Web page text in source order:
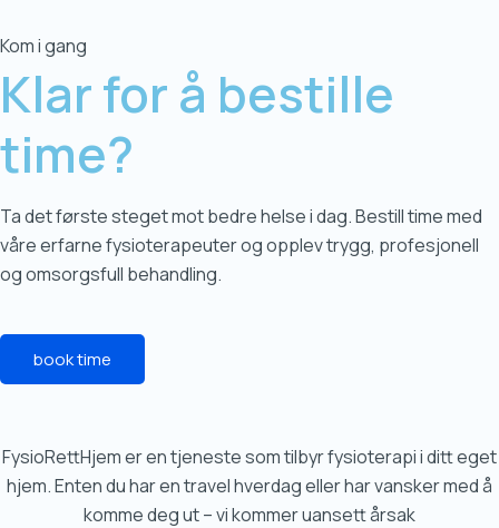
Kom i gang
Klar for å bestille
time?
Ta det første steget mot bedre helse i dag. Bestill time med
våre erfarne fysioterapeuter og opplev trygg, profesjonell
og omsorgsfull behandling.
book time
FysioRettHjem er en tjeneste som tilbyr fysioterapi i ditt eget
hjem. Enten du har en travel hverdag eller har vansker med å
komme deg ut – vi kommer uansett årsak